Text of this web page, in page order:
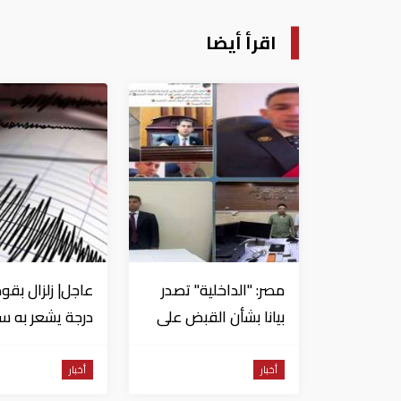
اقرأ أيضا
مصر: "الداخلية" تصدر
بيانا بشأن القبض على
للاستيلاء على
أخبار
من السويس
أخبار